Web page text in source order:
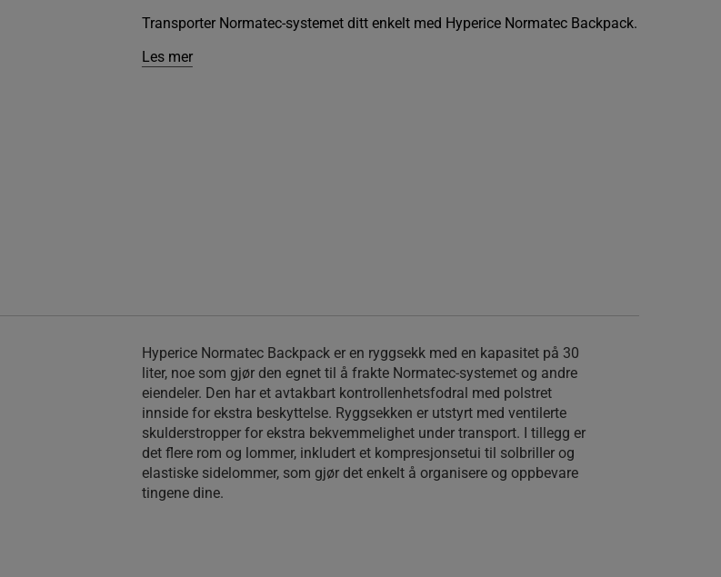
Transporter Normatec-systemet ditt enkelt med Hyperice Normatec Backpack.
Les mer
Hyperice Normatec Backpack er en ryggsekk med en kapasitet på 30
liter, noe som gjør den egnet til å frakte Normatec-systemet og andre
eiendeler. Den har et avtakbart kontrollenhetsfodral med polstret
innside for ekstra beskyttelse. Ryggsekken er utstyrt med ventilerte
skulderstropper for ekstra bekvemmelighet under transport. I tillegg er
det flere rom og lommer, inkludert et kompresjonsetui til solbriller og
elastiske sidelommer, som gjør det enkelt å organisere og oppbevare
tingene dine.